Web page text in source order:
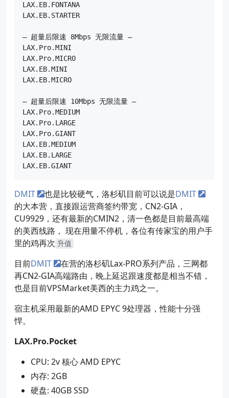
LAX.EB.FONTANA
LAX.EB.STARTER
— 超量后限速 8Mbps 无限流量 —
LAX.Pro.MINI
LAX.Pro.MICRO
LAX.EB.MINI
LAX.EB.MICRO
— 超量后限速 10Mbps 无限流量 —
LAX.Pro.MEDIUM
LAX.Pro.LARGE
LAX.Pro.GIANT
LAX.EB.MEDIUM
LAX.EB.LARGE
DMIT 也是比较硬气，洛杉矶目前可以说是DMIT
的大本营，直接跟运营商签约带宽，CN2-GIA，
CU9929，还有最新的CMIN2，清一色都是目前最高端
的美西线路， 现在用量不停机，各位有传家宝的用户手
里的鸡再次 升值
目前DMIT
在营的洛杉矶Lax-PRO系列产品，三网都
再CN2-GIA高端路由，晚上延迟跟速度都是相当不错，
也是目前VPSMarket美西的主力鸡之一。
宿主机采用最新的AMD EPYC 9处理器，性能十分强
悍。
LAX.Pro.Pocket
CPU: 2v 核心 AMD EPYC
内存: 2GB
硬盘: 40GB SSD